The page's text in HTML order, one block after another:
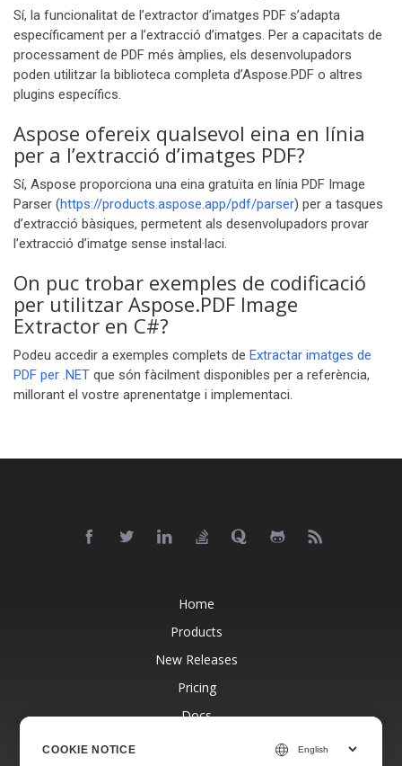
Sí, la funcionalitat de l’extractor d’imatges PDF s’adapta
específicament per a l’extracció d’imatges. Per a capacitats de
processament de PDF més àmplies, els desenvolupadors
poden utilitzar la biblioteca completa d’Aspose.PDF o altres
plugins específics.
Aspose ofereix qualsevol eina en línia
per a l’extracció d’imatges PDF?
Sí, Aspose proporciona una eina gratuïta en línia PDF Image
Parser (https://products.aspose.app/pdf/parser) per a tasques
d’extracció bàsiques, permetent als desenvolupadors provar
l’extracció d’imatge sense instal·laci.
On puc trobar exemples de codificació
per utilitzar Aspose.PDF Image
Extractor en C#?
Podeu accedir a exemples complets de Extractar imatges de
PDF per .NET que són fàcilment disponibles per a referència,
millorant el vostre aprenentatge i implementaci.
Home
Products
New Releases
Pricing
Docs
COOKIE NOTICE